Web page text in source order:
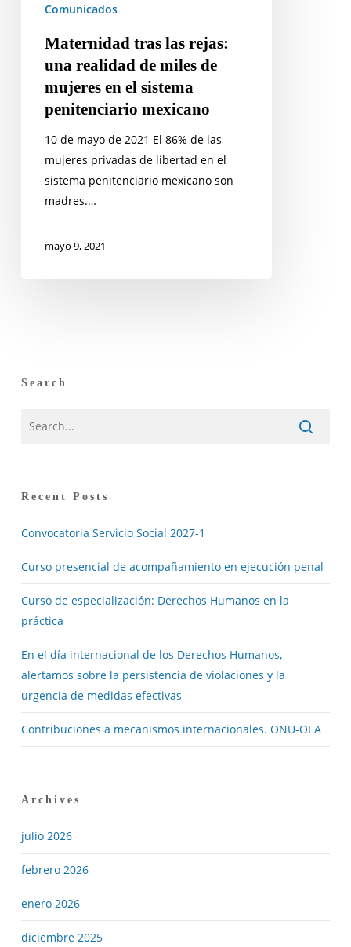
mujeres
sistema
penitenciario
mexicano
Comunicados
Maternidad tras las rejas:
una realidad de miles de
mujeres en el sistema
penitenciario mexicano
10 de mayo de 2021 El 86% de las
mujeres privadas de libertad en el
sistema penitenciario mexicano son
madres.…
mayo 9, 2021
Search
Recent Posts
Convocatoria Servicio Social 2027-1
Curso presencial de acompañamiento en ejecución penal
Curso de especialización: Derechos Humanos en la
práctica
En el día internacional de los Derechos Humanos,
alertamos sobre la persistencia de violaciones y la
urgencia de medidas efectivas
Contribuciones a mecanismos internacionales. ONU-OEA
Archives
julio 2026
febrero 2026
enero 2026
diciembre 2025